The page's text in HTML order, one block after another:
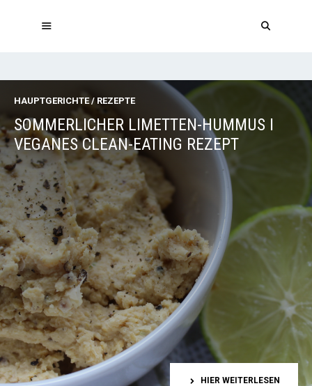
HAUPTGERICHTE/ REZEPTE
SOMMERLICHER LIMETTEN-HUMMUS I
VEGANES CLEAN-EATING REZEPT
HIER WEITERLESEN